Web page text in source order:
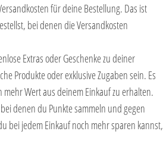
für deine Bestellung. Das ist
bei denen die Versandkosten
Extras oder Geschenke zu deiner
Produkte oder exklusive Zugaben sein. Es
Wert aus deinem Einkauf zu erhalten.
denen du Punkte sammeln und gegen
bei jedem Einkauf noch mehr sparen kannst,